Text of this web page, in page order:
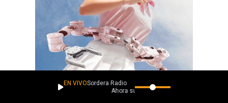
EN VIVOSordera Radio
Ahora suena